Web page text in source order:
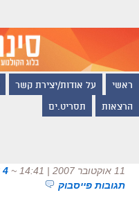
ראשי על אודות/יצירת קשר
הרצאות תסריט.ים
11 אוקטובר 2007 | 14:41 ~
4 COMMENTS
תגובות פייסבוק